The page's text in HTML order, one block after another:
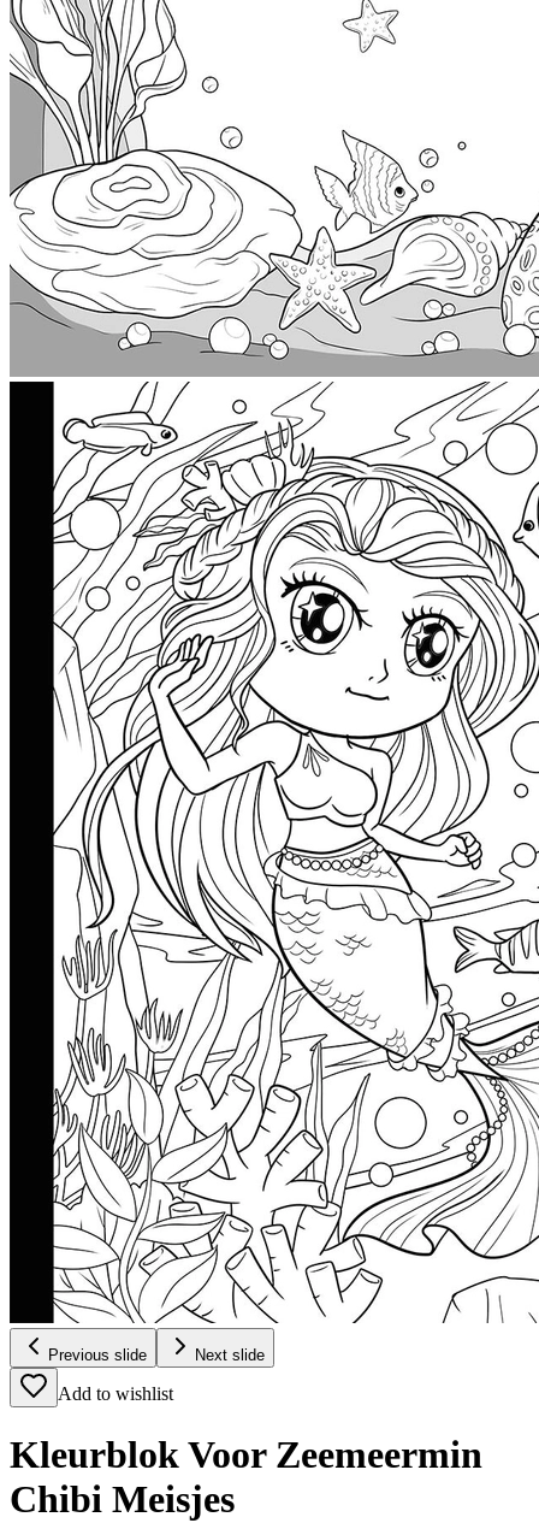
Previous slide Next slide
Add to wishlist
Kleurblok Voor Zeemeermin
Chibi Meisjes